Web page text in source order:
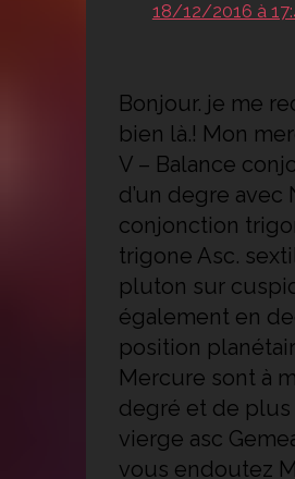
18/12/2016 à
Bonjour. je me
bien là.! Mon
V – Balance
d’un degre avec
conjonction
trigone Asc.
pluton sur
également en
position
Mercure sont à
degré et de plus
vierge asc
vous endoutez